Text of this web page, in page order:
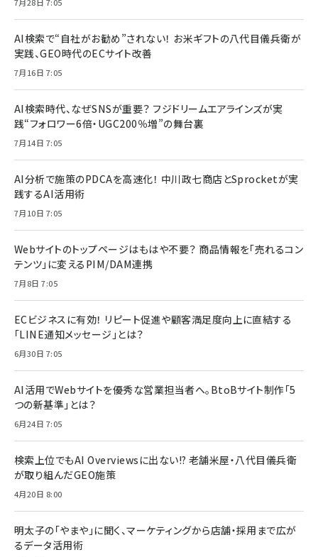
AI検索で“自社がお勧め”されない！ お米ギフトの八代目儀兵衛が
実践、GEO時代のECサイト改善
7月16日 7:05
AI検索時代、なぜSNSが重要？ フジドリームエアラインズが実
践“フォロワー6倍・UGC200％増”の舞台裏
7月14日 7:05
AI分析で施策のPDCAを高速化！ 中川政七商店とSprocketが実
践するAI活用術
7月10日 7:05
Webサイトのトップページはもはや不要？ 商品情報を「売れるコン
テンツ」に変えるPIM/DAM連携
7月8日 7:05
ECビジネスに有効！ リピート促進や顧客満足度向上に直結する
「LINE通知メッセージ」とは？
6月30日 7:05
AI活用でWebサイトを優秀な営業担当者へ。BtoBサイト制作「5
つの新基準」とは？
6月24日 7:05
検索上位でもAI Overviewsに出ない!? 老舗米屋・八代目儀兵衛
が取り組んだGEO施策
4月20日 8:00
明太子の「やまや」に聞く、マーケティングから店舗・採用まで広が
るデータ活用術